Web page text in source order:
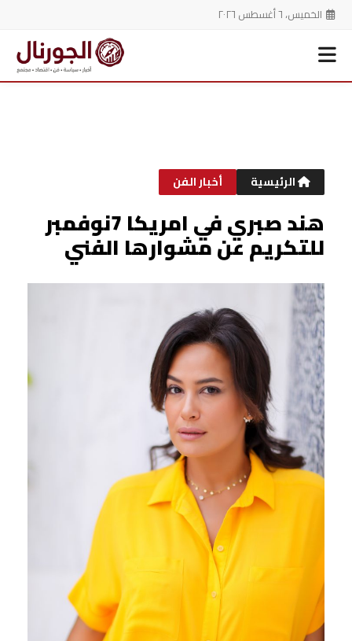
الخميس، ٦ أغسطس ٢٠٢٦
الرئيسية أخبار الفن
هند صبري في امريكا 7نوفمبر
للتكريم عن مشوارها الفني